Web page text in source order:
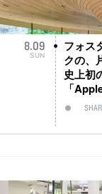
8.09
SUN
フォス
クの、
史上初
「